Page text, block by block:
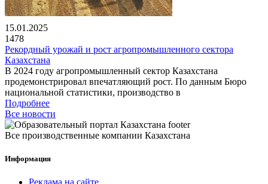
15.01.2025
1478
Рекордный урожай и рост агропромышленного сектора
Казахстана
В 2024 году агропромышленный сектор Казахстана
продемонстрировал впечатляющий рост. По данным Бюро
национальной статистики, производство в
Подробнее
Все новости
Все производственные компании Казахстана
Информация